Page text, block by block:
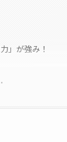
」が強み！